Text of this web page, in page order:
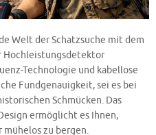
Welt der Schatzsuche mit dem
Hochleistungsdetektor
Technologie und kabellose
Fundgenauigkeit, sei es bei
Schmücken. Das
ermöglicht es Ihnen,
mühelos zu bergen.